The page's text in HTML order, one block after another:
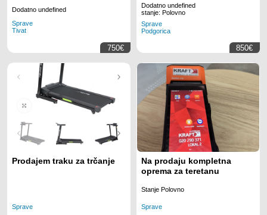
Dodatno undefined
Sprave
Tivat
750€
Dodatno undefined
stanje: Polovno
Sprave
Podgorica
850€
Prodajem traku za trčanje
Sprave
Na prodaju kompletna
oprema za teretanu
Stanje Polovno
Sprave